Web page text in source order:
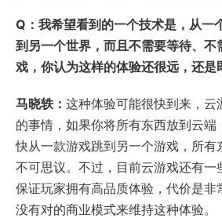
Q：我希望看到的一个技术是，从一
到另一个世界，而且不需要等待、不
戏，你认为这样的体验还很远，还是
马晓轶： 这种体验可能很快到来，云
的事情，如果你将所有东西放到云端
快从一款游戏跳到另一个游戏，所有
不可思议。不过，目前云游戏还有一
保证玩家拥有高品质体验，代价是非
没有对的商业模式来维持这种体验。